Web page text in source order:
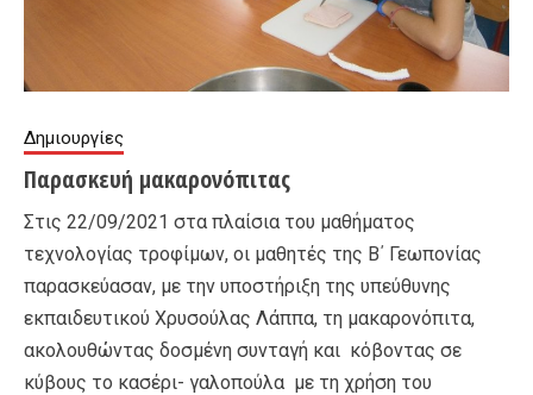
Δημιουργίες
Παρασκευή μακαρονόπιτας
Στις 22/09/2021 στα πλαίσια του μαθήματος
τεχνολογίας τροφίμων, οι μαθητές της Β΄ Γεωπονίας
παρασκεύασαν, με την υποστήριξη της υπεύθυνης
εκπαιδευτικού Χρυσούλας Λάππα, τη μακαρονόπιτα,
ακολουθώντας δοσμένη συνταγή και κόβοντας σε
κύβους το κασέρι- γαλοπούλα με τη χρήση του